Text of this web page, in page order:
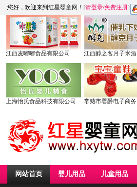
您好，欢迎来到 红星婴童网 ！[请登录/免费注册]
江西麦嘟嘟食品有限公司 江西醇之客月子米酒
上海怡氏食品科技有限公司 常熟市婴爵电子商务
网站首页 婴儿用品 儿童用品